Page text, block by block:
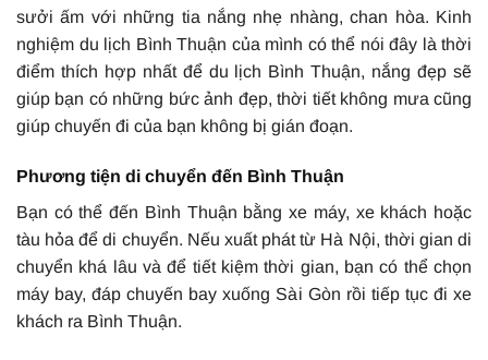
sưởi ấm với những tia nắng nhẹ nhàng, chan hòa. Kinh
nghiệm du lịch Bình Thuận của mình có thể nói đây là thời
điểm thích hợp nhất để du lịch Bình Thuận, nắng đẹp sẽ
giúp bạn có những bức ảnh đẹp, thời tiết không mưa cũng
giúp chuyến đi của bạn không bị gián đoạn.
Phương tiện di chuyển đến Bình Thuận
Bạn có thể đến Bình Thuận bằng xe máy, xe khách hoặc
tàu hỏa để di chuyển. Nếu xuất phát từ Hà Nội, thời gian di
chuyển khá lâu và để tiết kiệm thời gian, bạn có thể chọn
máy bay, đáp chuyến bay xuống Sài Gòn rồi tiếp tục đi xe
khách ra Bình Thuận.